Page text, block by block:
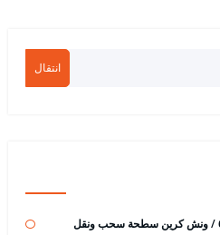
انتقال
ونش ابو حليفة رقم / 65557275 / ونش كرين سطحة سحب ونقل